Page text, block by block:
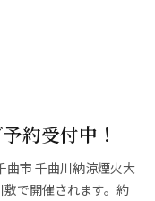
約受付中！
曲市 千曲川納涼煙火大
で開催されます。約